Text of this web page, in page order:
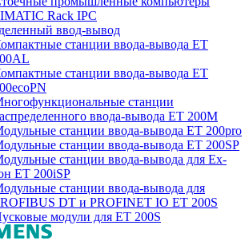
Rack IPC
ввод-вывод
станции ввода-вывода ET
станции ввода-вывода ET
станции
ввода-вывода ET 200M
станции ввода-вывода ET 200pro
станции ввода-вывода ET 200SP
станции ввода-вывода для Ex-
ET 200iSP
станции ввода-вывода для
DT и PROFINET IO ET 200S
модули для ET 200S